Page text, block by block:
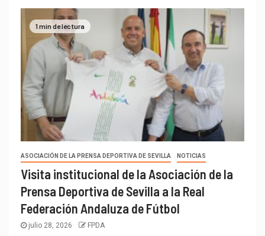
1 min de lectura
ASOCIACIÓN DE LA PRENSA DEPORTIVA DE SEVILLA NOTICIAS
Visita institucional de la Asociación de la
Prensa Deportiva de Sevilla a la Real
Federación Andaluza de Fútbol
julio 28, 2026 FPDA